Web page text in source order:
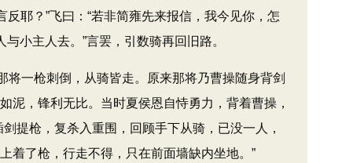
耶？”飞曰：“若非简雍先来报信，我今见你，怎
小主人去。”言罢，引数骑再回旧路。
一枪刺倒，从骑皆走。原来那将乃曹操随身背剑
泥，锋利无比。当时夏侯恩自恃勇力，背着曹操，
提枪，复杀入重围，回顾手下从骑，已没一人，
着了枪，行走不得，只在前面墙缺内坐地。”